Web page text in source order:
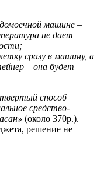
машине –
не дает
сразу в машину, а
– она будет
способ
средство-
(около 370р.).
решение не